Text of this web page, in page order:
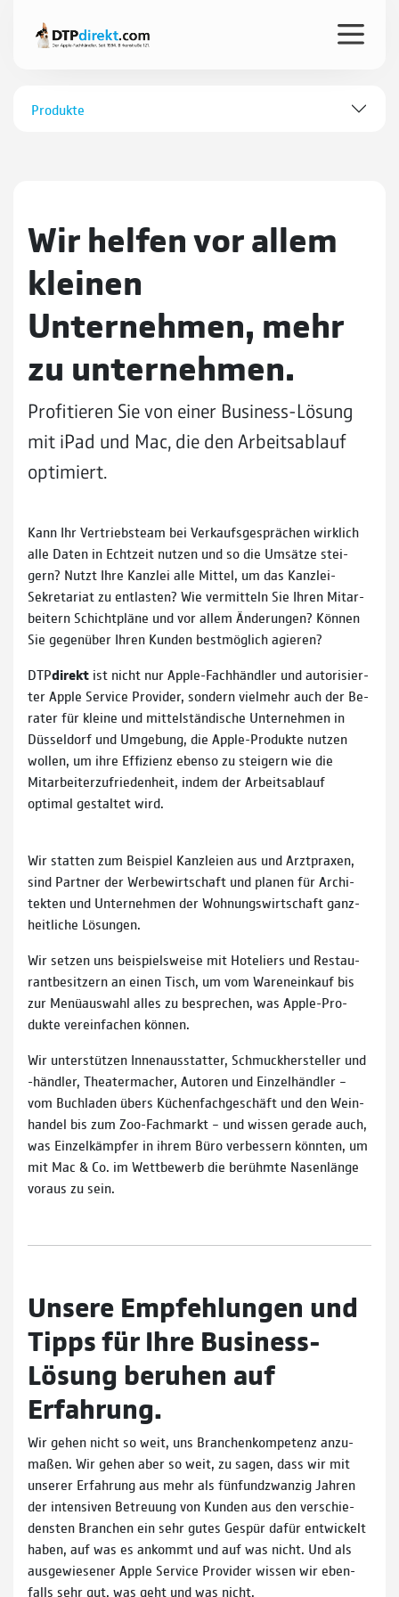
Produkte
Wir helfen vor allem
kleinen
Unternehmen, mehr
zu unter­nehmen.
Profitieren Sie von einer Business-Lösung
mit iPad und Mac, die den Arbeits­ablauf
optimiert.
Kann Ihr Vertriebsteam bei Verkaufs­ge­sprächen wirklich
alle Daten in Echt­zeit nutzen und so die Um­sätze stei­
gern? Nutzt Ihre Kanzlei alle Mittel, um das Kanzlei-
Sekre­ta­riat zu ent­lasten? Wie ver­mitteln Sie Ihren Mitar­
bei­tern Schicht­pläne und vor allem Ände­run­gen? Können
Sie gegen­über Ihren Kunden best­mög­lich agieren?
DTPdirekt ist nicht nur Apple-Fach­händler und autori­sier­
ter Apple Service Provider, sondern viel­mehr auch der Be­
rater für kleine und mittel­stän­dische Unter­neh­men in
Düssel­dorf und Umge­bung, die Apple-Pro­dukte nut­zen
wollen, um ihre Effi­zienz eben­so zu steigern wie die
Mitar­bei­ter­zu­frieden­heit, indem der Arbeits­ablauf
optimal ge­staltet wird.
Wir statten zum Bei­spiel Kanz­lei­en aus und Arzt­praxen,
sind Partner der Werbe­wirt­schaft und planen für Archi­
tek­ten und Unter­neh­men der Wohnungs­wirt­schaft ganz­
heit­liche Lösun­gen.
Wir setzen uns bei­spiels­weise mit Hoteliers und Restau­
rant­be­sitzern an einen Tisch, um vom Waren­ein­kauf bis
zur Menü­aus­wahl alles zu be­sprechen, was Apple-Pro­
dukte ver­ein­fachen können.
Wir unter­stützen Innen­aus­statter, Schmuck­her­steller und
-händler, Theater­macher, Autoren und Einzel­händler –
vom Buch­laden übers Küchen­fach­ge­schäft und den Wein­
handel bis zum Zoo-Fach­markt – und wissen gerade auch,
was Einzel­kämpfer in ihrem Büro ver­bessern könnten, um
mit Mac & Co. im Wett­be­werb die be­rühmte Nasen­länge
vor­aus zu sein.
Unsere Empfehlungen und
Tipps für Ihre Business-
Lösung beruhen auf
Erfahrung.
Wir gehen nicht so weit, uns Branchen­kompe­tenz anzu­
maßen. Wir gehen aber so weit, zu sagen, dass wir mit
unse­rer Erfah­rung aus mehr als fünfund­zwan­zig Jahren
der inten­siven Be­treuung von Kunden aus den ver­schie­
densten Branchen ein sehr gutes Gespür dafür ent­wickelt
haben, auf was es an­kommt und auf was nicht. Und als
aus­ge­wiesener Apple Service Provider wissen wir eben­
falls sehr gut, was geht und was nicht.